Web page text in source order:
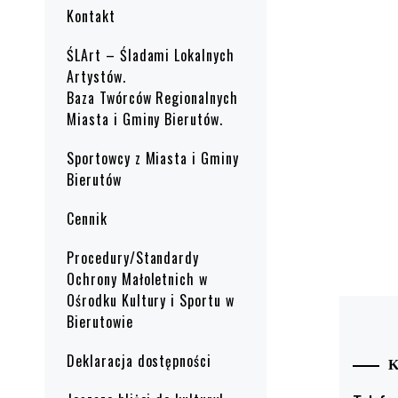
Kontakt
ŚLArt – Śladami Lokalnych
Artystów.
Baza Twórców Regionalnych
Miasta i Gminy Bierutów.
Sportowcy z Miasta i Gminy
Bierutów
Cennik
Procedury/Standardy
Ochrony Małoletnich w
Ośrodku Kultury i Sportu w
Bierutowie
Deklaracja dostępności